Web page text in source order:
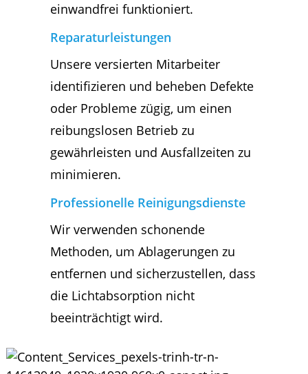
einwandfrei funktioniert.
Reparaturleistungen
Unsere versierten Mitarbeiter
identifizieren und beheben Defekte
oder Probleme zügig, um einen
reibungslosen Betrieb zu
gewährleisten und Ausfallzeiten zu
minimieren.
Professionelle Reinigungsdienste
Wir verwenden schonende
Methoden, um Ablagerungen zu
entfernen und sicherzustellen, dass
die Lichtabsorption nicht
beeinträchtigt wird.